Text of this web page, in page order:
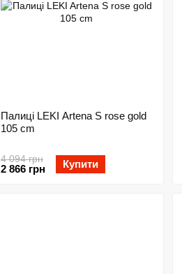
Палиці LEKI Artena S rose gold
105 cm
4 094 грн
2 866 грн Купити